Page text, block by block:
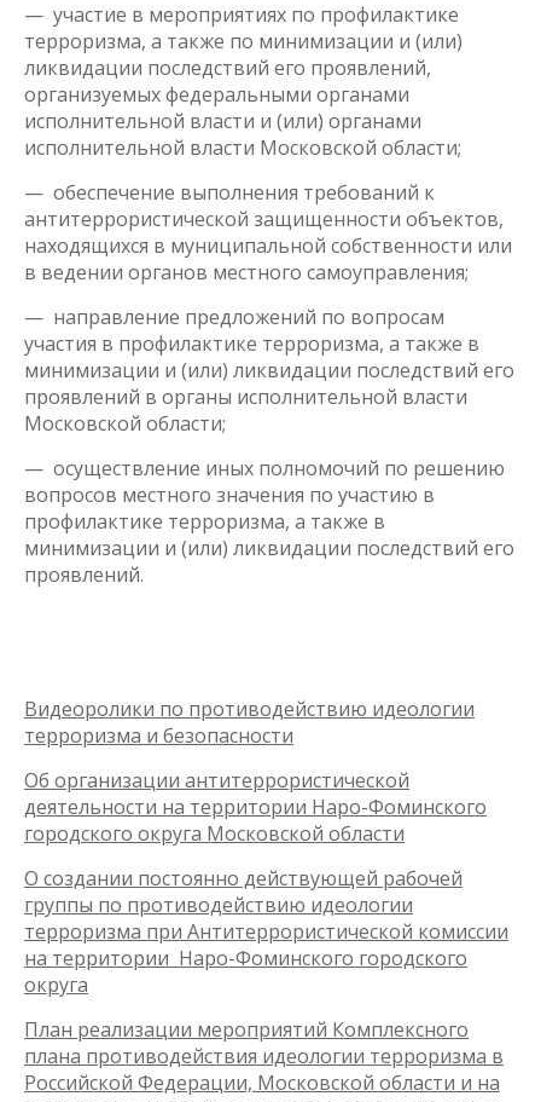
— участие в мероприятиях по профилактике
терроризма, а также по минимизации и (или)
ликвидации последствий его проявлений,
организуемых федеральными органами
исполнительной власти и (или) органами
исполнительной власти Московской области;
— обеспечение выполнения требований к
антитеррористической защищенности объектов,
находящихся в муниципальной собственности или
в ведении органов местного самоуправления;
— направление предложений по вопросам
участия в профилактике терроризма, а также в
минимизации и (или) ликвидации последствий его
проявлений в органы исполнительной власти
Московской области;
— осуществление иных полномочий по решению
вопросов местного значения по участию в
профилактике терроризма, а также в
минимизации и (или) ликвидации последствий его
проявлений.
Видеоролики по противодействию идеологии
терроризма и безопасности
Об организации антитеррористической
деятельности на территории Наро-Фоминского
городского округа Московской области
О создании постоянно действующей рабочей
группы по противодействию идеологии
терроризма при Антитеррористической комиссии
на территории Наро-Фоминского городского
округа
План реализации мероприятий Комплексного
плана противодействия идеологии терроризма в
Российской Федерации, Московской области и на